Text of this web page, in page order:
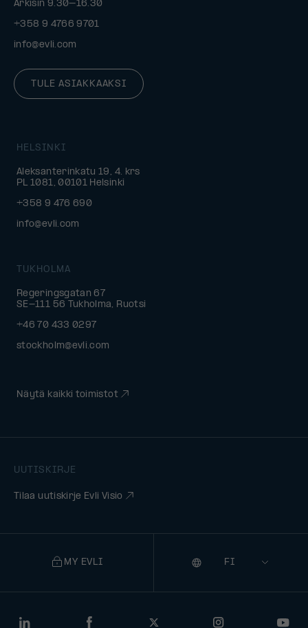
Arkisin 9.30–16.30
+358 9 4766 9701
info@evli.com
TULE ASIAKKAAKSI
UUTISKIRJE
Tilaa uutiskirje Evli Visio
HELSINKI
Aleksanterinkatu 19, 4. krs
PL 1081, 00101 Helsinki
+358 9 476 690
info@evli.com
TUKHOLMA
Regeringsgatan 67
SE-111 56 Tukholma, Ruotsi
+46 70 433 0297
stockholm@evli.com
Näytä kaikki toimistot
MY EVLI
Selecting
Kieli